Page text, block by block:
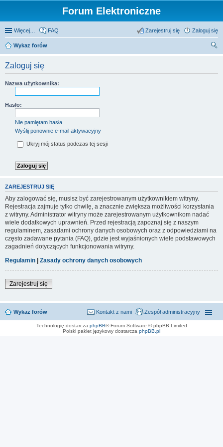
Forum Elektroniczne
Więcej… FAQ Zaloguj się
Zarejestruj się
Wykaz forów
Zaloguj się
Nazwa użytkownika:
Hasło:
Nie pamiętam hasła
Wyślij ponownie e-mail aktywacyjny
Ukryj mój status podczas tej sesji
ZAREJESTRUJ SIĘ
Aby zalogować się, musisz być zarejestrowanym użytkownikiem witryny.
Rejestracja zajmuje tylko chwilę, a znacznie zwiększa możliwości korzystania
z witryny. Administrator witryny może zarejestrowanym użytkownikom nadać
wiele dodatkowych uprawnień. Przed rejestracją zapoznaj się z naszym
regulaminem, zasadami ochrony danych osobowych oraz z odpowiedziami na
często zadawane pytania (FAQ), gdzie jest wyjaśnionych wiele podstawowych
zagadnień dotyczących funkcjonowania witryny.
Regulamin | Zasady ochrony danych osobowych
Zarejestruj się
Wykaz forów Zespół administracyjny
Kontakt z nami
Technologię dostarcza phpBB® Forum Software © phpBB Limited
Polski pakiet językowy dostarcza phpBB.pl